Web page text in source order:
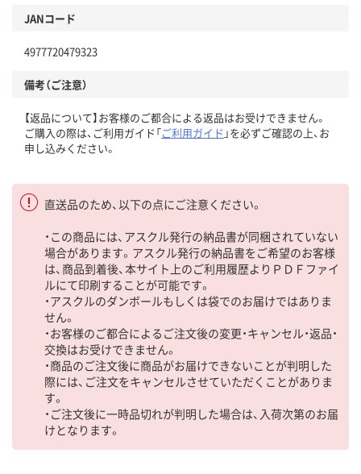
JANコード
4977720479323
備考（ご注意）
【返品について】お客様のご都合による返品はお受けできません。
ご購入の際は、ご利用ガイド「ご利用ガイド 」を必ずご確認の上、お
申し込みください。
直送品のため、以下の点にご注意ください。
・この商品には、アスクル発行の納品書が同梱されていない
場合があります。アスクル発行の納品書をご希望のお客様
は、商品到着後、本サイト上のご利用履歴よりＰＤＦファイ
ルにて印刷することが可能です。
・アスクルのダンボールもしくは袋でのお届けではありま
せん。
・お客様のご都合によるご注文後の変更・キャンセル・返品・
交換はお受けできません。
・商品のご注文後に商品がお届けできないことが判明した
際には、ご注文をキャンセルさせていただくことがありま
す。
・ご注文後に一時品切れが判明した場合は、入荷次第のお届
けとなります。